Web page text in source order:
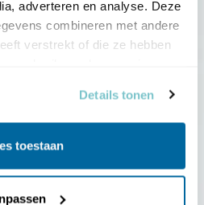
adverteren en analyse. Deze
combineren met andere
verstrekt of die ze hebben
Details tonen
toestaan
voor € 36,00 per jaar